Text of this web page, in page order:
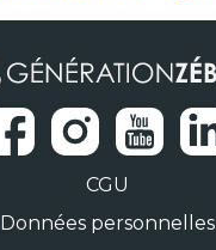
CGU
Données personnelles